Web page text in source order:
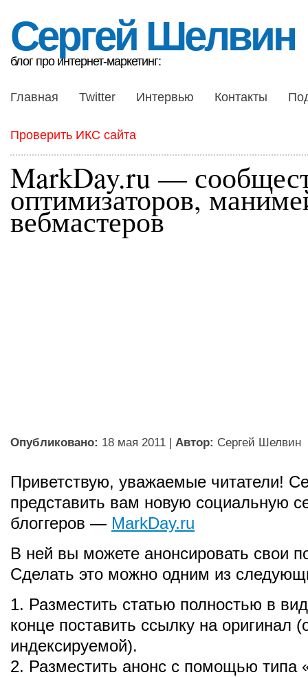
Сергей Шелвин
блог про интернет-маркетинг:
Главная Twitter Интервью Контакты
Проверить ИКС сайта
MarkDay.ru —
оптимизаторов,
вебмастеров
Опубликовано: 18 мая 2011 | Автор: Сергей Шелвин
Приветствую, уважаемые читатели!
представить вам новую социальную
блоггеров — MarkDay.ru
В ней вы можете анонсировать свои
Сделать это можно одним из
1. Разместить статью полностью в
конце поставить ссылку на оригинал
индексируемой).
2. Разместить анонс с помощью типа